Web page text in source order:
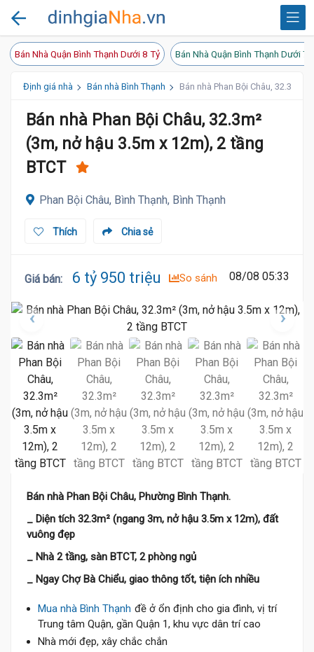
Bán Nhà Quận Bình Thạnh Dưới 8 Tỷ Bán Nhà Quận Bình Thạnh Dưới 7
Định giá nhà Bán nhà Bình Thạnh Bán nhà Phan Bội Châu, 32.3m²
Bán nhà Phan Bội Châu, 32.3m²
(3m, nở hậu 3.5m x 12m), 2 tầng
BTCT
Phan Bội Châu, Bình Thạnh, Bình Thạnh
Chia sẻ
Thích
Giá bán: 6 tỷ 950 triệu So sánh 08/08 05:33
Bán nhà Phan Bội Châu, Phường Bình Thạnh.
_ Diện tích 32.3m² (ngang 3m, nở hậu 3.5m x 12m), đất
vuông đẹp
_ Nhà 2 tầng, sàn BTCT, 2 phòng ngủ
_ Ngay Chợ Bà Chiểu, giao thông tốt, tiện ích nhiều
Mua nhà Bình Thạnh đề ở ổn định cho gia đình, vị trí
Trung tâm Quận, gần Quận 1, khu vực dân trí cao
Nhà mới đẹp, xây chắc chắn
6.98 Tỷ
7 Tỷ